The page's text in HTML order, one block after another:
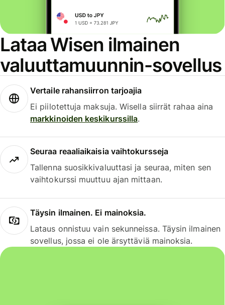
Lataa Wisen ilmainen
valuuttamuunnin-sovellus
Vertaile rahansiirron tarjoajia
Ei piilotettuja maksuja. Wisella siirrät rahaa aina
markkinoiden keskikurssilla.
Seuraa reaaliaikaisia vaihtokursseja
Tallenna suosikkivaluuttasi ja seuraa, miten sen
vaihtokurssi muuttuu ajan mittaan.
Täysin ilmainen. Ei mainoksia.
Lataus onnistuu vain sekunneissa. Täysin ilmainen
sovellus, jossa ei ole ärsyttäviä mainoksia.